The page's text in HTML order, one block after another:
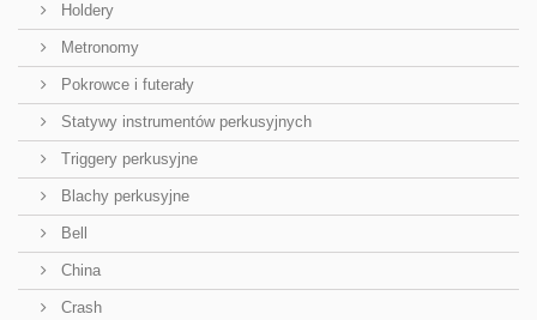
Holdery
Metronomy
Pokrowce i futerały
Statywy instrumentów perkusyjnych
Triggery perkusyjne
Blachy perkusyjne
Bell
China
Crash